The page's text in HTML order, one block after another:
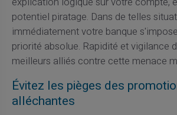
potentiel piratage. Dans de telles
immédiatement votre banque
priorité absolue. Rapidité et vigilance
meilleurs alliés contre cette menace
Évitez les pièges des
alléchantes